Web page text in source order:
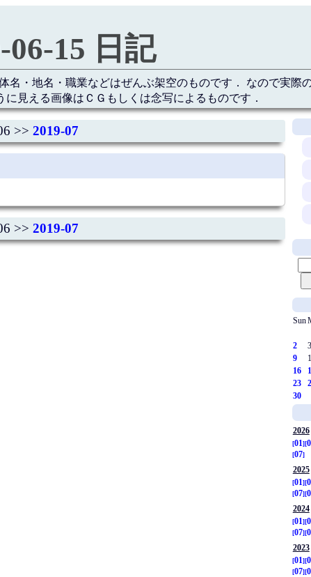
06-15 日記
名・地名・職業などはぜんぶ架空のものです． なので実際
見える画像はＣＧもしくは念写によるものです．
>> 2019-07
>> 2019-07
Sun
2
3
9
16
23
30
2026
01
07
2025
01
07
2024
01
07
2023
01
07